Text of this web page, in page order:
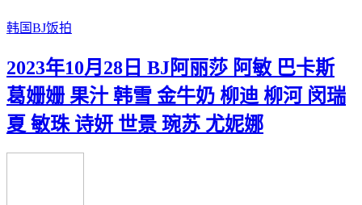
韩国BJ饭拍
2023年10月28日 BJ阿丽莎 阿敏 巴卡斯
葛姗姗 果汁 韩雪 金牛奶 柳迪 柳河 闵瑞
夏 敏珠 诗妍 世景 琬苏 尤妮娜